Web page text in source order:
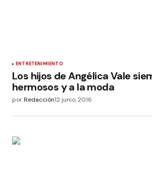
ENTRETENIMIENTO
Los hijos de Angélica Vale
hermosos y a la moda
porRedacción12 junio, 2016